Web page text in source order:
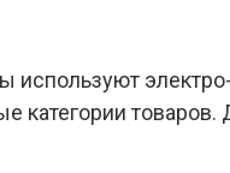
используют
категории